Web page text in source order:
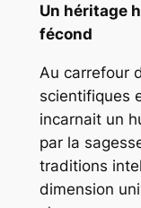
Un héritage
fécond
Au carrefour
scientifiques
incarnait un
par la
traditions
dimension